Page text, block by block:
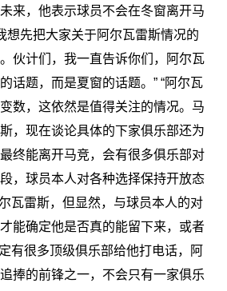
来，他表示球员不会在冬窗离开马
想先把大家关于阿尔瓦雷斯情况的
伙计们，我一直告诉你们，阿尔瓦
话题，而是夏窗的话题。” “阿尔瓦
数，这依然是值得关注的情况。马
，现在谈论具体的下家俱乐部还为
终能离开马竞，会有很多俱乐部对
，球员本人对各种选择保持开放态
瓦雷斯，但显然，与球员本人的对
能确定他是否真的能留下来，或者
有很多顶级俱乐部给他打电话，阿
捧的前锋之一，不会只有一家俱乐